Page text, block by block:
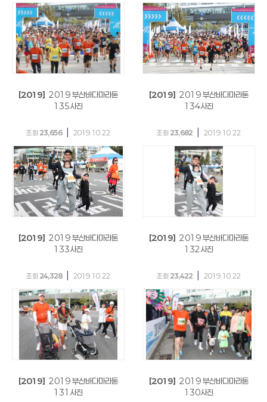
[2019] 2019 부산바다마라톤
135사진
조회 23,656 2019.10.22
[2019] 2019 부산바다마라톤
134사진
조회 23,682 2019.10.22
[2019] 2019 부산바다마라톤
133사진
조회 24,328 2019.10.22
[2019] 2019 부산바다마라톤
132사진
조회 23,422 2019.10.22
[2019] 2019 부산바다마라톤
131사진
[2019] 2019 부산바다마라톤
130사진